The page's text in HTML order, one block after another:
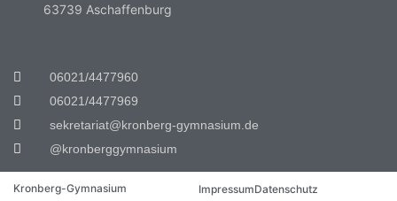
63739 Aschaffenburg
06021/4477960
06021/4477969
sekretariat@kronberg-gymnasium.de
@kronberggymnasium
Kronberg-Gymnasium ImpressumDatenschutz